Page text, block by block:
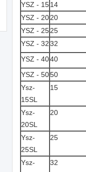
YSZ - 1514
YSZ - 2020
YSZ - 2525
YSZ - 3232
YSZ - 4040
YSZ - 5050
Ysz-
15SL
15
Ysz-
20SL
20
Ysz-
25SL
25
Ysz-
32